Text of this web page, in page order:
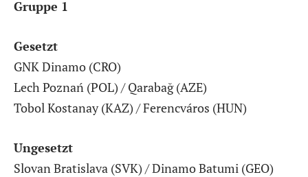
Gruppe 1
Gesetzt
GNK Dinamo (CRO)
Lech Poznań (POL) / Qarabağ (AZE)
Tobol Kostanay (KAZ) / Ferencváros (HUN)
Ungesetzt
Slovan Bratislava (SVK) / Dinamo Batumi (GEO)